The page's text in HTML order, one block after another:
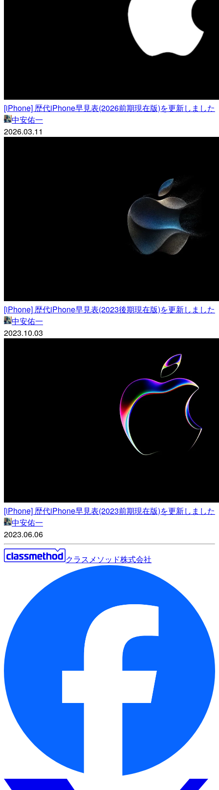
[iPhone] 歴代iPhone早見表(2026前期現在版)を更新しました
中安佑一
2026.03.11
[iPhone] 歴代iPhone早見表(2023後期現在版)を更新しました
中安佑一
2023.10.03
[iPhone] 歴代iPhone早見表(2023前期現在版)を更新しました
中安佑一
2023.06.06
クラスメソッド株式会社